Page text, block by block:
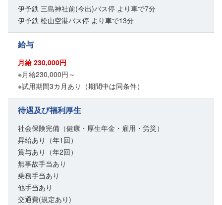
伊予鉄 三島神社前(今出)バス停 より車で7分
伊予鉄 松山空港バス停 より車で13分
給与
月給 230,000円
※月給230,000円～
※試用期間3カ月あり（期間中は同条件）
待遇及び福利厚生
社会保険完備（健康・厚生年金・雇用・労災）
昇給あり（年1回）
賞与あり（年2回）
無事故手当あり
乗務手当あり
他手当あり
交通費(規定あり)